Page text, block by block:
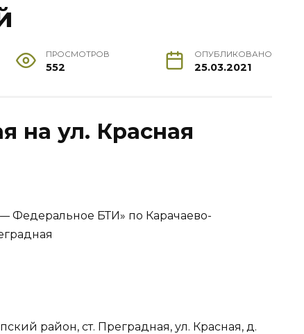
ПРОСМОТРОВ
552
ОПУБЛИКОВАНО
25.03.2021
на ул. Красная
Федеральное БТИ» по Карачаево-
район, ст. Преградная, ул. Красная, д.